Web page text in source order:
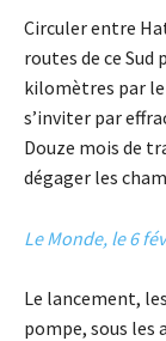
Circuler entre
routes de ce
kilomètres par le
s’inviter par
Douze mois de
dégager les
Le Monde, le 6
Le lancement,
pompe, sous les